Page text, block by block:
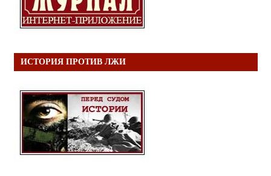
ИСТОРИЯ ПРОТИВ ЛЖИ